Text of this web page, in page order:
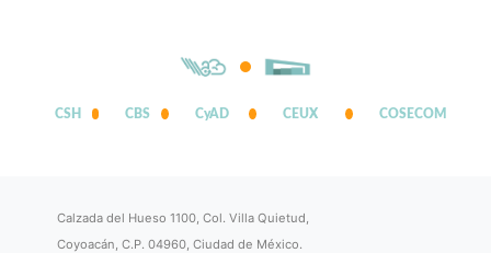
CSH CBS CyAD CEUX COSECOM
Calzada del Hueso 1100, Col. Villa Quietud,
Coyoacán, C.P. 04960, Ciudad de México.